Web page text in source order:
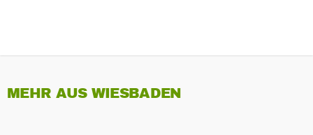
MEHR AUS WIESBADEN